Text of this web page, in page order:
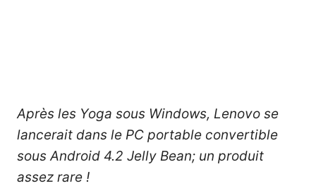
Après les Yoga sous Windows, Lenovo se
lancerait dans le PC portable convertible
sous Android 4.2 Jelly Bean; un produit
assez rare !